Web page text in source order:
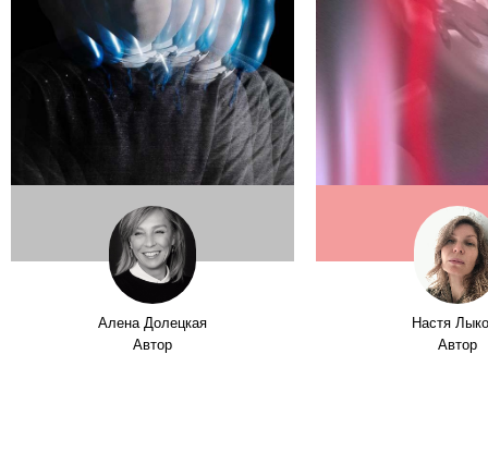
Алена Долецкая
Автор
Настя
Автор